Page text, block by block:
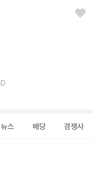
뉴스 배당 경쟁사
Data ranges from
Data ranges from 9.945